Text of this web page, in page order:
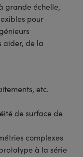
grande échelle,
pour
aider, de la
etc.
de surface de
complexes
à la série